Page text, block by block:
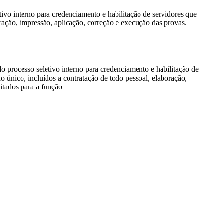
interno para credenciamento e habilitação de servidores que
impressão, aplicação, correção e execução das provas.
processo seletivo interno para credenciamento e habilitação de
incluídos a contratação de todo pessoal, elaboração,
para a função